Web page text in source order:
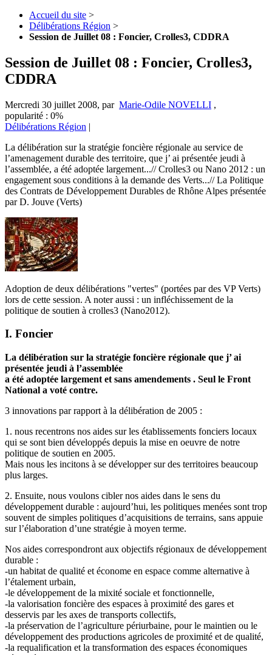
Accueil du site >
Délibérations Région >
Session de Juillet 08 : Foncier, Crolles3, CDDRA
Session de Juillet 08 : Foncier, Crolles3,
CDDRA
Mercredi 30 juillet 2008, par Marie-Odile NOVELLI ,
popularité : 0%
Délibérations Région |
La délibération sur la stratégie foncière régionale au service de
l’amenagement durable des territoire, que j’ ai présentée jeudi à
l’assemblée, a été adoptée largement...// Crolles3 ou Nano 2012 : un
engagement sous conditions à la demande des Verts...// La Politique
des Contrats de Développement Durables de Rhône Alpes présentée
par D. Jouve (Verts)
Adoption de deux délibérations "vertes" (portées par des VP Verts)
lors de cette session. A noter aussi : un infléchissement de la
politique de soutien à crolles3 (Nano2012).
I. Foncier
La délibération sur la stratégie foncière régionale que j’ ai
présentée jeudi à l’assemblée
a été adoptée largement et sans amendements . Seul le Front
National a voté contre.
3 innovations par rapport à la délibération de 2005 :
1. nous recentrons nos aides sur les établissements fonciers locaux
qui se sont bien développés depuis la mise en oeuvre de notre
politique de soutien en 2005.
Mais nous les incitons à se développer sur des territoires beaucoup
plus larges.
2. Ensuite, nous voulons cibler nos aides dans le sens du
développement durable : aujourd’hui, les politiques menées sont trop
souvent de simples politiques d’acquisitions de terrains, sans appuie
sur l’élaboration d’une stratégie à moyen terme.
Nos aides correspondront aux objectifs régionaux de développement
durable :
-un habitat de qualité et économe en espace comme alternative à
l’étalement urbain,
-le développement de la mixité sociale et fonctionnelle,
-la valorisation foncière des espaces à proximité des gares et
desservis par les axes de transports collectifs,
-la préservation de l’agriculture périurbaine, pour le maintien ou le
développement des productions agricoles de proximité et de qualité,
-la requalification et la transformation des espaces économiques